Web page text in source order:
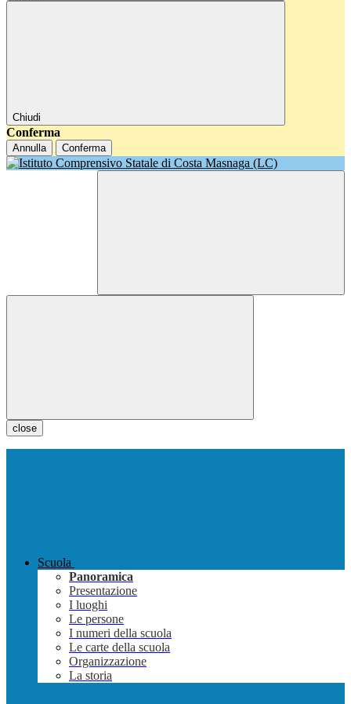
Chiudi
Conferma
Annulla Conferma
close
Scuola
Panoramica
Presentazione
I luoghi
Le persone
I numeri della scuola
Le carte della scuola
Organizzazione
La storia